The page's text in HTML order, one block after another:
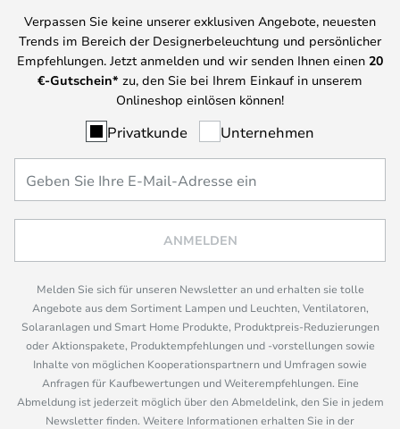
Verpassen Sie keine unserer exklusiven Angebote, neuesten
Trends im Bereich der Designerbeleuchtung und persönlicher
Empfehlungen. Jetzt anmelden und wir senden Ihnen einen 20
€-Gutschein* zu, den Sie bei Ihrem Einkauf in unserem
Onlineshop einlösen können!
Privatkunde Unternehmen
ANMELDEN
Melden Sie sich für unseren Newsletter an und erhalten sie tolle
Angebote aus dem Sortiment Lampen und Leuchten, Ventilatoren,
Solaranlagen und Smart Home Produkte, Produktpreis-Reduzierungen
oder Aktionspakete, Produktempfehlungen und -vorstellungen sowie
Inhalte von möglichen Kooperationspartnern und Umfragen sowie
Anfragen für Kaufbewertungen und Weiterempfehlungen. Eine
Abmeldung ist jederzeit möglich über den Abmeldelink, den Sie in jedem
Newsletter finden. Weitere Informationen erhalten Sie in der